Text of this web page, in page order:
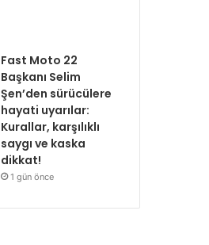
Fast Moto 22
Başkanı Selim
Şen’den sürücülere
hayati uyarılar:
Kurallar, karşılıklı
saygı ve kaska
dikkat!
1 gün önce